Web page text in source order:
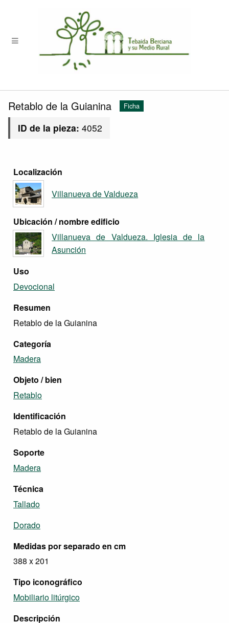
Retablo de la Guianina Ficha
ID de la pieza: 4052
Localización
Villanueva de Valdueza
Ubicación / nombre edificio
Villanueva de Valdueza. Iglesia de la
Asunción
Uso
Devocional
Resumen
Retablo de la Guianina
Categoría
Madera
Objeto / bien
Retablo
Identificación
Retablo de la Guianina
Soporte
Madera
Técnica
Tallado
Dorado
Medidas por separado en cm
388 x 201
Tipo iconográfico
Mobiliario litúrgico
Descripción